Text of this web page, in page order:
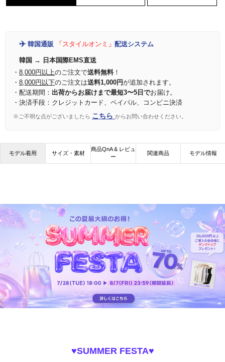
✈️ 韓国通販 「スタイルオンミ」 配送システム
韓国 → 日本国際EMS直送
・ 8,000円以上のご注文で送料無料！
・ 8,000円以下のご注文は送料1,000円が追加されます。
・配送期間： 出荷からお届けまで最短3〜5日でお届け。
・決済手段：クレジットカード、ペイパル、コンビニ決済
※ご不明な点がございましたら こちら からお問い合わせください。
モデル着用 サイズ・素材
商品QnA & レビュ
ー
関連商品 モデル情報
♥SUMMER FESTA♥